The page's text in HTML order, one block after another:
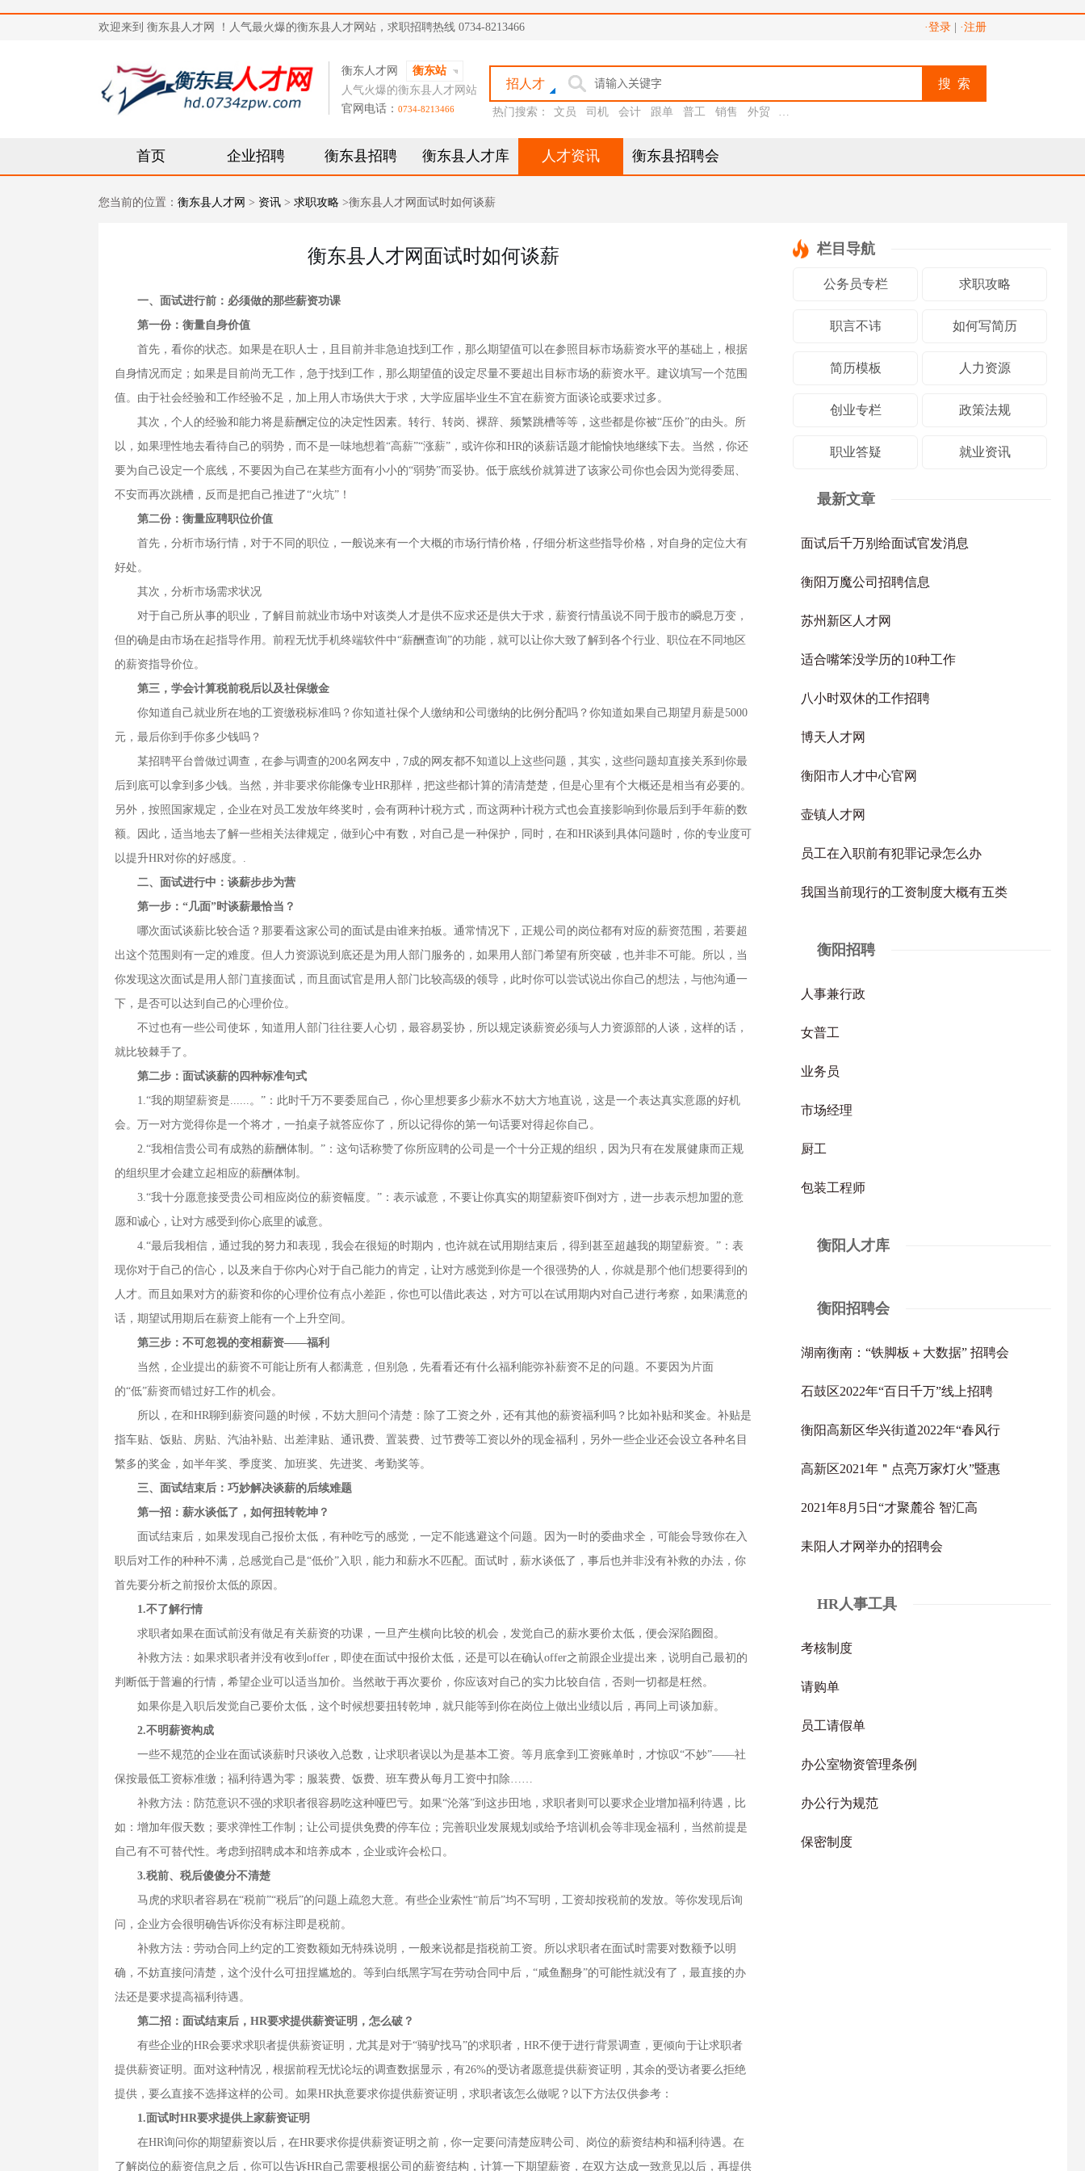
欢迎来到 衡东县人才网 ！人气最火爆的衡东县人才网站，求职招聘热线 0734-8213466 ·登录 ·注册
衡东人才网
衡东站
人气火爆的衡东县人才网站
官网电话： 0734-8213466
招人才 搜 索
热门搜索： 文员 司机 会计 跟单 普工 销售 外贸 助理
首页 企业招聘 衡东县招聘 衡东县人才库 人才资讯 衡东县招聘会
您当前的位置： 衡东县人才网 > 资讯 > 求职攻略 >衡东县人才网面试时如何谈薪
衡东县人才网面试时如何谈薪
一、面试进行前：必须做的那些薪资功课
第一份：衡量自身价值
首先，看你的状态。如果是在职人士，且目前并非急迫找到工作，那么期望值可以在参照目标市场薪资水平的基础上，根据
自身情况而定；如果是目前尚无工作，急于找到工作，那么期望值的设定尽量不要超出目标市场的薪资水平。建议填写一个范围
值。由于社会经验和工作经验不足，加上用人市场供大于求，大学应届毕业生不宜在薪资方面谈论或要求过多。
其次，个人的经验和能力将是薪酬定位的决定性因素。转行、转岗、裸辞、频繁跳槽等等，这些都是你被“压价”的由头。所
以，如果理性地去看待自己的弱势，而不是一味地想着“高薪”“涨薪”，或许你和HR的谈薪话题才能愉快地继续下去。当然，你还
要为自己设定一个底线，不要因为自己在某些方面有小小的“弱势”而妥协。低于底线价就算进了该家公司你也会因为觉得委屈、
不安而再次跳槽，反而是把自己推进了“火坑”！
第二份：衡量应聘职位价值
首先，分析市场行情，对于不同的职位，一般说来有一个大概的市场行情价格，仔细分析这些指导价格，对自身的定位大有
好处。
其次，分析市场需求状况
对于自己所从事的职业，了解目前就业市场中对该类人才是供不应求还是供大于求，薪资行情虽说不同于股市的瞬息万变，
但的确是由市场在起指导作用。前程无忧手机终端软件中“薪酬查询”的功能，就可以让你大致了解到各个行业、职位在不同地区
的薪资指导价位。
第三，学会计算税前税后以及社保缴金
你知道自己就业所在地的工资缴税标准吗？你知道社保个人缴纳和公司缴纳的比例分配吗？你知道如果自己期望月薪是5000
元，最后你到手你多少钱吗？
某招聘平台曾做过调查，在参与调查的200名网友中，7成的网友都不知道以上这些问题，其实，这些问题却直接关系到你最
后到底可以拿到多少钱。当然，并非要求你能像专业HR那样，把这些都计算的清清楚楚，但是心里有个大概还是相当有必要的。
另外，按照国家规定，企业在对员工发放年终奖时，会有两种计税方式，而这两种计税方式也会直接影响到你最后到手年薪的数
额。因此，适当地去了解一些相关法律规定，做到心中有数，对自己是一种保护，同时，在和HR谈到具体问题时，你的专业度可
以提升HR对你的好感度。.
二、面试进行中：谈薪步步为营
第一步：“几面”时谈薪最恰当？
哪次面试谈薪比较合适？那要看这家公司的面试是由谁来拍板。通常情况下，正规公司的岗位都有对应的薪资范围，若要超
出这个范围则有一定的难度。但人力资源说到底还是为用人部门服务的，如果用人部门希望有所突破，也并非不可能。所以，当
你发现这次面试是用人部门直接面试，而且面试官是用人部门比较高级的领导，此时你可以尝试说出你自己的想法，与他沟通一
下，是否可以达到自己的心理价位。
不过也有一些公司使坏，知道用人部门往往要人心切，最容易妥协，所以规定谈薪资必须与人力资源部的人谈，这样的话，
就比较棘手了。
第二步：面试谈薪的四种标准句式
1.“我的期望薪资是......。”：此时千万不要委屈自己，你心里想要多少薪水不妨大方地直说，这是一个表达真实意愿的好机
会。万一对方觉得你是一个将才，一拍桌子就答应你了，所以记得你的第一句话要对得起你自己。
2.“我相信贵公司有成熟的薪酬体制。”：这句话称赞了你所应聘的公司是一个十分正规的组织，因为只有在发展健康而正规
的组织里才会建立起相应的薪酬体制。
3.“我十分愿意接受贵公司相应岗位的薪资幅度。”：表示诚意，不要让你真实的期望薪资吓倒对方，进一步表示想加盟的意
愿和诚心，让对方感受到你心底里的诚意。
4.“最后我相信，通过我的努力和表现，我会在很短的时期内，也许就在试用期结束后，得到甚至超越我的期望薪资。”：表
现你对于自己的信心，以及来自于你内心对于自己能力的肯定，让对方感觉到你是一个很强势的人，你就是那个他们想要得到的
人才。而且如果对方的薪资和你的心理价位有点小差距，你也可以借此表达，对方可以在试用期内对自己进行考察，如果满意的
话，期望试用期后在薪资上能有一个上升空间。
第三步：不可忽视的变相薪资——福利
当然，企业提出的薪资不可能让所有人都满意，但别急，先看看还有什么福利能弥补薪资不足的问题。不要因为片面
的“低”薪资而错过好工作的机会。
所以，在和HR聊到薪资问题的时候，不妨大胆问个清楚：除了工资之外，还有其他的薪资福利吗？比如补贴和奖金。补贴是
指车贴、饭贴、房贴、汽油补贴、出差津贴、通讯费、置装费、过节费等工资以外的现金福利，另外一些企业还会设立各种名目
繁多的奖金，如半年奖、季度奖、加班奖、先进奖、考勤奖等。
三、面试结束后：巧妙解决谈薪的后续难题
第一招：薪水谈低了，如何扭转乾坤？
面试结束后，如果发现自己报价太低，有种吃亏的感觉，一定不能逃避这个问题。因为一时的委曲求全，可能会导致你在入
职后对工作的种种不满，总感觉自己是“低价”入职，能力和薪水不匹配。面试时，薪水谈低了，事后也并非没有补救的办法，你
首先要分析之前报价太低的原因。
1.不了解行情
求职者如果在面试前没有做足有关薪资的功课，一旦产生横向比较的机会，发觉自己的薪水要价太低，便会深陷囫囵。
补救方法：如果求职者并没有收到offer，即使在面试中报价太低，还是可以在确认offer之前跟企业提出来，说明自己最初的
判断低于普遍的行情，希望企业可以适当加价。当然敢于再次要价，你应该对自己的实力比较自信，否则一切都是枉然。
如果你是入职后发觉自己要价太低，这个时候想要扭转乾坤，就只能等到你在岗位上做出业绩以后，再同上司谈加薪。
2.不明薪资构成
一些不规范的企业在面试谈薪时只谈收入总数，让求职者误以为是基本工资。等月底拿到工资账单时，才惊叹“不妙”——社
保按最低工资标准缴；福利待遇为零；服装费、饭费、班车费从每月工资中扣除……
补救方法：防范意识不强的求职者很容易吃这种哑巴亏。如果“沦落”到这步田地，求职者则可以要求企业增加福利待遇，比
如：增加年假天数；要求弹性工作制；让公司提供免费的停车位；完善职业发展规划或给予培训机会等非现金福利，当然前提是
自己有不可替代性。考虑到招聘成本和培养成本，企业或许会松口。
3.税前、税后傻傻分不清楚
马虎的求职者容易在“税前”“税后”的问题上疏忽大意。有些企业索性“前后”均不写明，工资却按税前的发放。等你发现后询
问，企业方会很明确告诉你没有标注即是税前。
补救方法：劳动合同上约定的工资数额如无特殊说明，一般来说都是指税前工资。所以求职者在面试时需要对数额予以明
确，不妨直接问清楚，这个没什么可扭捏尴尬的。等到白纸黑字写在劳动合同中后，“咸鱼翻身”的可能性就没有了，最直接的办
法还是要求提高福利待遇。
第二招：面试结束后，HR要求提供薪资证明，怎么破？
有些企业的HR会要求求职者提供薪资证明，尤其是对于“骑驴找马”的求职者，HR不便于进行背景调查，更倾向于让求职者
提供薪资证明。面对这种情况，根据前程无忧论坛的调查数据显示，有26%的受访者愿意提供薪资证明，其余的受访者要么拒绝
提供，要么直接不选择这样的公司。如果HR执意要求你提供薪资证明，求职者该怎么做呢？以下方法仅供参考：
1.面试时HR要求提供上家薪资证明
在HR询问你的期望薪资以后，在HR要求你提供薪资证明之前，你一定要问清楚应聘公司、岗位的薪资结构和福利待遇。在
了解岗位的薪资信息之后，你可以告诉HR自己需要根据公司的薪资结构，计算一下期望薪资，在双方达成一致意见以后，再提供
栏目导航
公务员专栏 求职攻略
职言不讳 如何写简历
简历模板 人力资源
创业专栏 政策法规
职业答疑 就业资讯
最新文章
面试后千万别给面试官发消息
衡阳万魔公司招聘信息
苏州新区人才网
适合嘴笨没学历的10种工作
八小时双休的工作招聘
博天人才网
衡阳市人才中心官网
壶镇人才网
员工在入职前有犯罪记录怎么办
我国当前现行的工资制度大概有五类
衡阳招聘
人事兼行政
女普工
业务员
市场经理
厨工
包装工程师
衡阳人才库
衡阳招聘会
湖南衡南：“铁脚板＋大数据” 招聘会
石鼓区2022年“百日千万”线上招聘
衡阳高新区华兴街道2022年“春风行
高新区2021年＂点亮万家灯火”暨惠
2021年8月5日“才聚麓谷 智汇高
耒阳人才网举办的招聘会
HR人事工具
考核制度
请购单
员工请假单
办公室物资管理条例
办公行为规范
保密制度